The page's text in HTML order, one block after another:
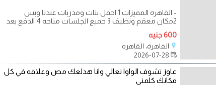
- القاهره المميزات 1 اجمل بنات ومدربات عندنا وبس
2مكان معقم ونظيف 3 جميع الجلسات متاحه 4 الدفع بعد
600 جنيه
القاهرة، القاهره
عاوز تشوف الواوا تعالي وانا هدلعك مص وعلاقه في كل
مكانك كلمني